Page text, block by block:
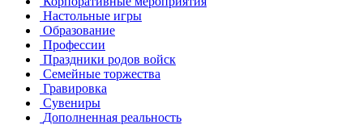
Настольные игры
Образование
Профессии
Праздники родов войск
Семейные торжества
Гравировка
Сувениры
Дополненная реальность